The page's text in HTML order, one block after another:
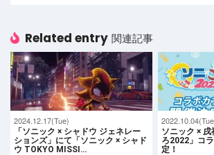
Related entry 関連記事
2024.12.17(Tue)
「ソニック × シャドウ ジェネレー
ションズ」にて「ソニック × シャド
ウ TOKYO MISSI…
ソニック ×
ろ2022」コ
定！